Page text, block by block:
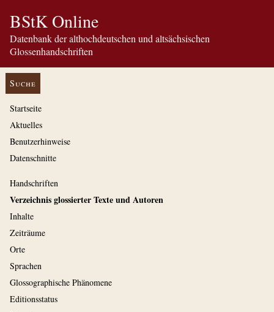
BStK Online
Datenbank der althochdeutschen und altsächsischen
Glossenhandschriften
Suche
Startseite
Aktuelles
Benutzerhinweise
Datenschnitte
Handschriften
Verzeichnis glossierter Texte und Autoren
Inhalte
Zeiträume
Orte
Sprachen
Glossographische Phänomene
Editionsstatus